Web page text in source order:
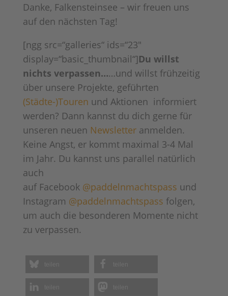
Danke, Falkensteinsee – wir freuen uns
auf den nächsten Tag! ‍️️
[ngg src=“galleries“ ids=“23″
display=“basic_thumbnail“]Du willst
nichts verpassen……und willst frühzeitig
über unsere Projekte, geführten
(Städte-)Touren und Aktionen informiert
werden? Dann kannst du dich gerne für
unseren neuen Newsletteranmelden.
Keine Angst, er kommt maximal 3-4 Mal
im Jahr. Du kannst uns parallel natürlich
auch
auf Facebook @paddelnmachtspass und
Instagram @paddelnmachtspass folgen,
um auch die besonderen Momente nicht
zu verpassen.
teilen teilen
teilen teilen